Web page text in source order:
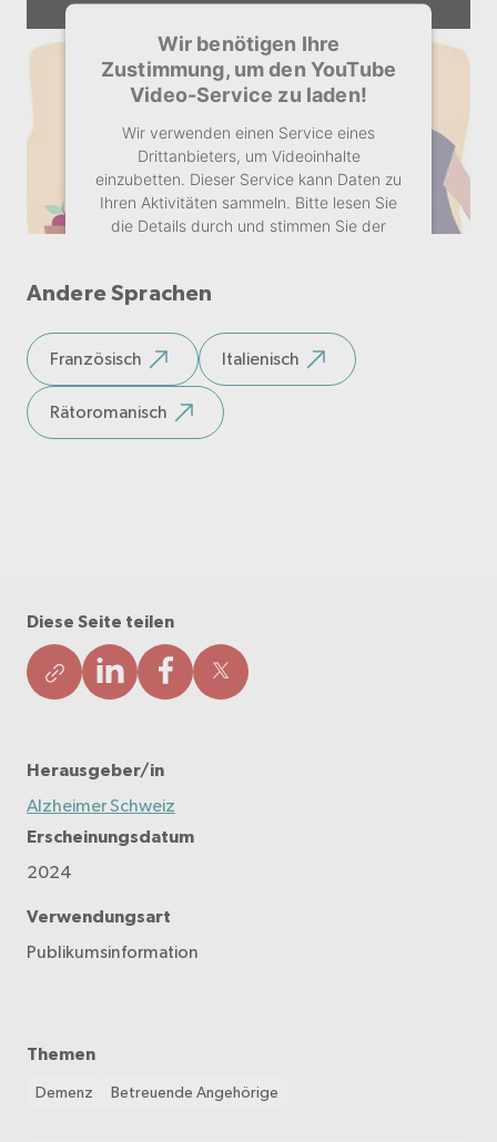
Wir benötigen Ihre
Zustimmung, um den YouTube
Video-Service zu laden!
Wir verwenden einen Service eines
Drittanbieters, um Videoinhalte
einzubetten. Dieser Service kann Daten zu
Ihren Aktivitäten sammeln. Bitte lesen Sie
die Details durch und stimmen Sie der
Akzeptieren
Andere Sprachen
Französisch Italienisch
Rätoromanisch
Diese Seite teilen
Herausgeber/in
Alzheimer Schweiz
Erscheinungsdatum
2024
Verwendungsart
Publikumsinformation
Themen
Demenz Betreuende Angehörige